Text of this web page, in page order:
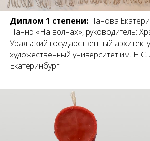
Диплом 1 степени: Панова
Панно «На волнах», руководитель:
Уральский государственный
художественный университет им. Н.С.
Екатеринбург